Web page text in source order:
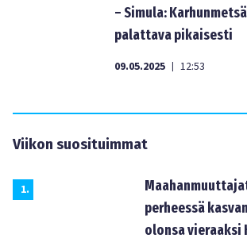
– Simula:
palattava pikaisesti
09.05.2025 | 12:53
Viikon suosituimmat
1.
perheessä
olonsa vieraaksi